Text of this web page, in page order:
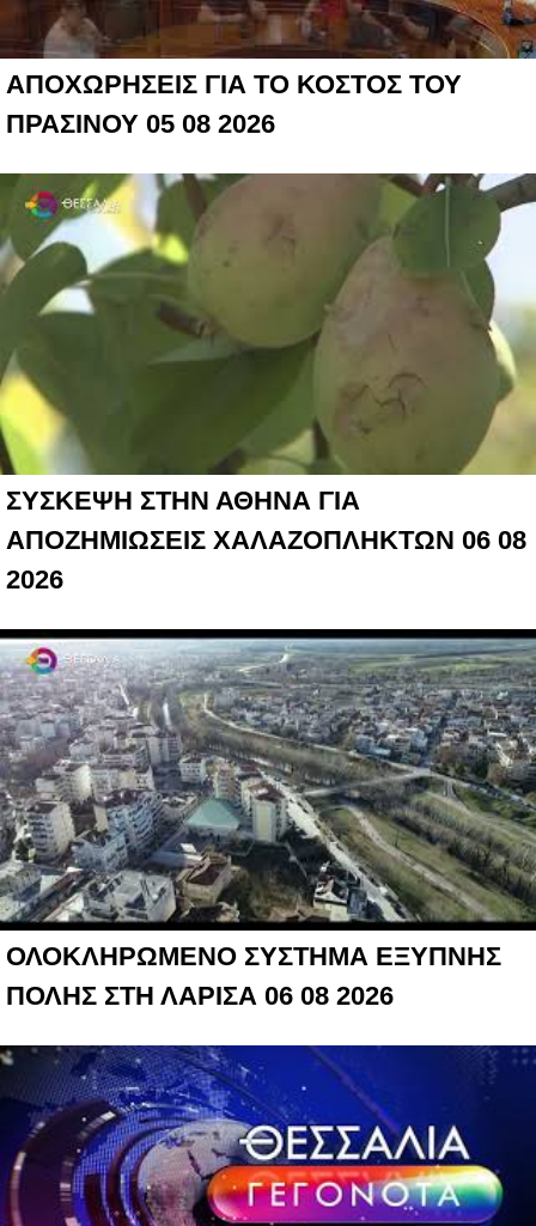
ΑΠΟΧΩΡΗΣΕΙΣ ΓΙΑ ΤΟ ΚΟΣΤΟΣ ΤΟΥ
ΠΡΑΣΙΝΟΥ 05 08 2026
ΣΥΣΚΕΨΗ ΣΤΗΝ ΑΘΗΝΑ ΓΙΑ
ΑΠΟΖΗΜΙΩΣΕΙΣ ΧΑΛΑΖΟΠΛΗΚΤΩΝ 06 08
2026
ΟΛΟΚΛΗΡΩΜΕΝΟ ΣΥΣΤΗΜΑ ΕΞΥΠΝΗΣ
ΠΟΛΗΣ ΣΤΗ ΛΑΡΙΣΑ 06 08 2026